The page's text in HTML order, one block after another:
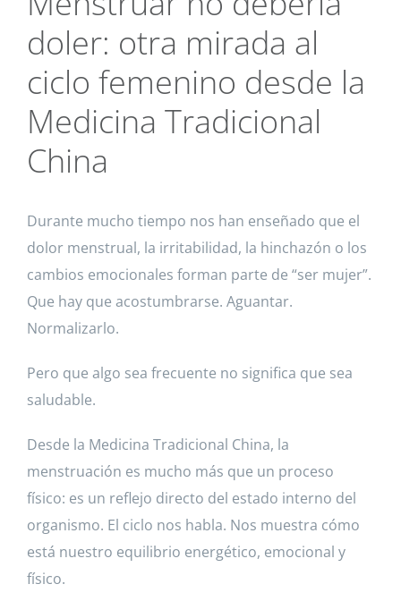
doler: otra mirada al
ciclo femenino desde la
Medicina Tradicional
China
Durante mucho tiempo nos han enseñado que el
dolor menstrual, la irritabilidad, la hinchazón o los
cambios emocionales forman parte de “ser mujer”.
Que hay que acostumbrarse. Aguantar.
Normalizarlo.
Pero que algo sea frecuente no significa que sea
saludable.
Desde la Medicina Tradicional China, la
menstruación es mucho más que un proceso
físico: es un reflejo directo del estado interno del
organismo. El ciclo nos habla. Nos muestra cómo
está nuestro equilibrio energético, emocional y
físico.